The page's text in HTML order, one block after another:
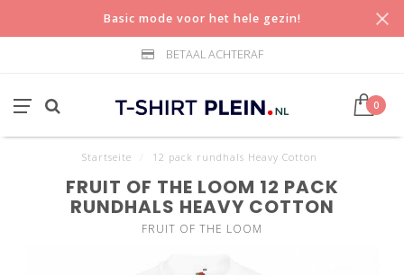
Basic mode voor het hele gezin!
BETAAL ACHTERAF
0
Startseite 12 pack rundhals Heavy Cotton
FRUIT OF THE LOOM 12 PACK
RUNDHALS HEAVY COTTON
FRUIT OF THE LOOM